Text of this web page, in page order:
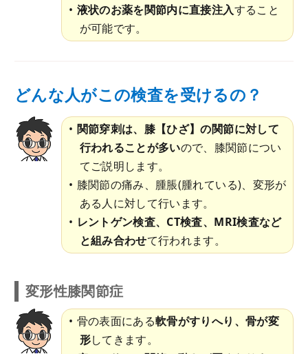
液状のお薬を関節内に直接注入すること
が可能です。
どんな人がこの検査を受けるの？
関節穿刺は、膝【ひざ】の関節に対して
行われることが多いので、膝関節につい
てご説明します。
膝関節の痛み、腫脹(腫れている)、変形が
ある人に対して行います。
レントゲン検査、CT検査、MRI検査など
と組み合わせて行われます。
変形性膝関節症
骨の表面にある軟骨がすりへり、骨が変
形してきます。